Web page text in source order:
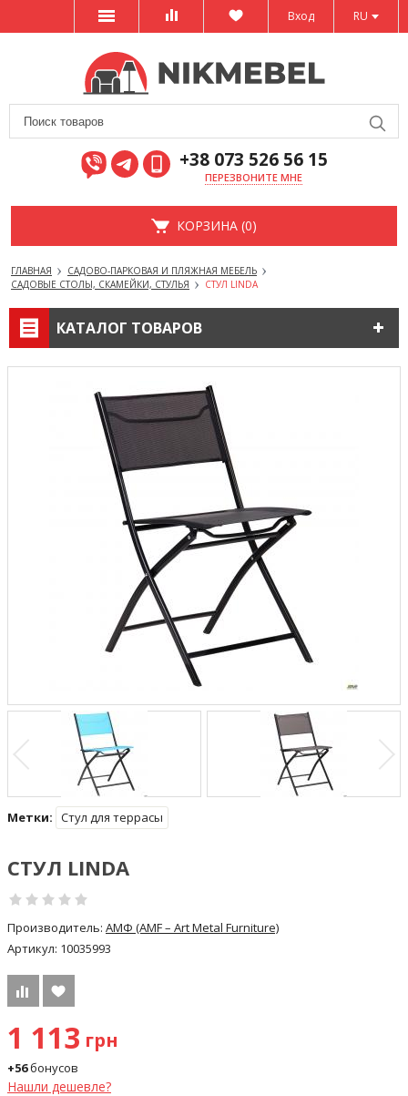
RU
Вход
+38 073 526 56 15
ПЕРЕЗВОНИТЕ МНЕ
КОРЗИНА (0)
ГЛАВНАЯ
САДОВО-ПАРКОВАЯ И ПЛЯЖНАЯ МЕБЕЛЬ
САДОВЫЕ СТОЛЫ, СКАМЕЙКИ, СТУЛЬЯ
СТУЛ LINDA
КАТАЛОГ ТОВАРОВ
Метки: Стул для террасы
СТУЛ LINDA
Производитель: АМФ (AMF – Art Metal Furniture)
Артикул: 10035993
1 113 грн
+56бонусов
Нашли дешевле?